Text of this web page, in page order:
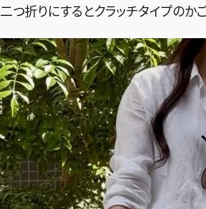
二つ折りにするとクラッチタイプのかご